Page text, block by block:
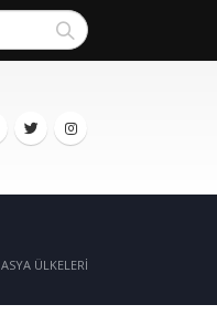
ASYA ÜLKELERI